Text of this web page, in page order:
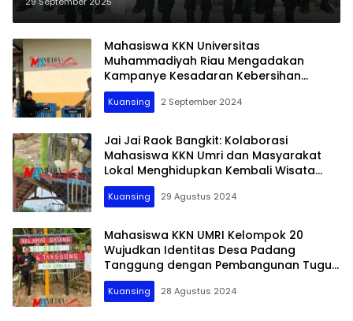
Mahasiswa KKN Universitas
Muhammadiyah Riau Mengadakan
Kampanye Kesadaran Kebersihan
Lingkungan di Desa Teluk Pauh Bertema
Desa Bersih, Sehat Bersama: Mari Kelola
Kuansing 2 September 2024
Jai Jai Raok Bangkit: Kolaborasi
Mahasiswa KKN Umri dan Masyarakat
Lokal Menghidupkan Kembali Wisata
Pantai Jai Jai Raok
Kuansing 29 Agustus 2024
Mahasiswa KKN UMRI Kelompok 20
Wujudkan Identitas Desa Padang
Tanggung dengan Pembangunan Tugu
Desa Padang Tanggung
Kuansing 28 Agustus 2024